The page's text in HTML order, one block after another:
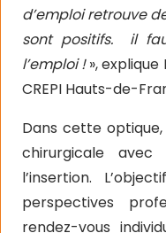
d’emploi retrouve
sont positifs. il
l’emploi !», explique
CREPI Hauts-de-
Dans cette
chirurgicale
l’insertion.
perspectives
rendez-vous